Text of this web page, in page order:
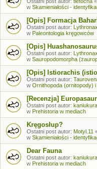
w Skamieniałości -
[Opis] Formacja
Ostatni post autor: Lythronax
w Paleontologia kręgowców
[Opis]
Ostatni post autor: Lythronax
w Sauropodomorpha
[Opis] Istiorachis
Ostatni post autor:
w Ornithopoda (ornitopody)
[Recenzja]
Ostatni post autor: kaniukura
w Prehistoria w mediach
Kręgosłup?
Ostatni post autor: Motyl.11
w Skamieniałości -
Dear Fauna
Ostatni post autor: kaniukura
w Prehistoria w mediach